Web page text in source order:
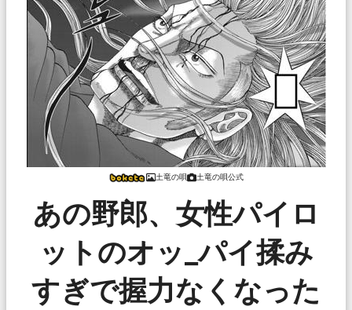
土竜の唄 土竜の唄公式
あの野郎、女性パイロ
ットのオッ_パイ揉み
すぎで握力なくなった